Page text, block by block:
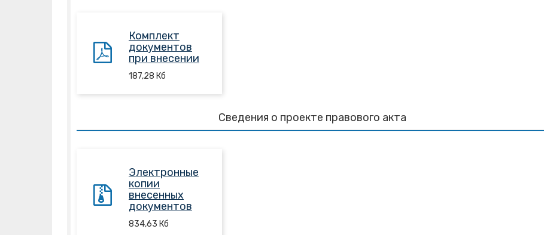
Комплект
документов
при внесении
187,28 Кб
Сведения о проекте правового акта
Электронные
копии
внесенных
документов
834,63 Кб